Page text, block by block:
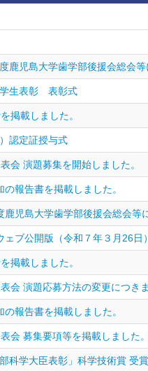
鹿児島大学歯学部後援会総会
生表彰 表彰式
掲載しました。
認定証授与式
会 演題募集を開始しました。
報告書を掲載しました。
鹿児島大学歯学部後援会総会等
ブ公開版（令和７年３月26日
掲載しました。
会 演題応募方法の変更につき
報告書を掲載しました。
会 募集要項等を掲載しました
科学大臣表彰」科学技術賞 受賞